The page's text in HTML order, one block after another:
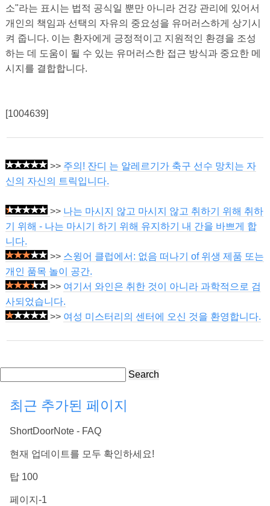
소"라는 표시는 법적 공식일 뿐만 아니라 건강 관리에 있어서
개인의 책임과 선택의 자유의 중요성을 유머러스하게 상기시
켜 줍니다. 이는 환자에게 긍정적이고 지원적인 환경을 조성
하는 데 도움이 될 수 있는 유머러스한 접근 방식과 중요한 메
시지를 결합합니다.
[1004639]
>> 주의! 잔디 는 알레르기가 축구 선수 망치는 자
신의 자신의 트릭입니다.
>> 나는 마시지 않고 마시지 않고 취하기 위해 취하
기 위해 - 나는 마시기 하기 위해 유지하기 내 간을 바쁘게 합
니다.
>> 스윙어 클럽에서: 없음 떠나기 of 위생 제품 또는
개인 품목 놀이 공간.
>> 여기서 와인은 취한 것이 아니라 과학적으로 검
사되었습니다.
>> 여성 미스터리의 센터에 오신 것을 환영합니다.
Search
최근 추가된 페이지
ShortDoorNote - FAQ
현재 업데이트를 모두 확인하세요!
탑 100
페이지-1